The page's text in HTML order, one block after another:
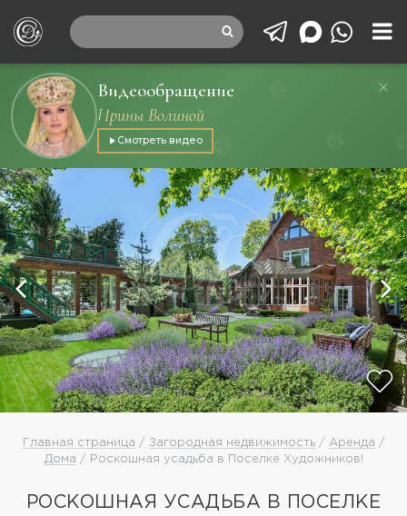
Видеообращение
Ирины Волиной
Смотреть видео
Главная страница / Загородная недвижимость/ Аренда /
Дома / Роскошная усадьба в Поселке Художников!
РОСКОШНАЯ УСАДЬБА В ПОСЕЛКЕ